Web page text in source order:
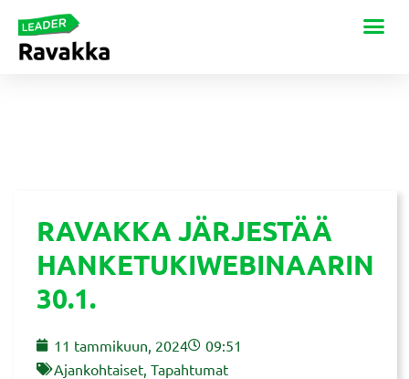
RAVAKKA JÄRJESTÄÄ
HANKETUKIWEBINAARIN
30.1.
11 tammikuun, 2024
09:51
Ajankohtaiset Tapahtumat